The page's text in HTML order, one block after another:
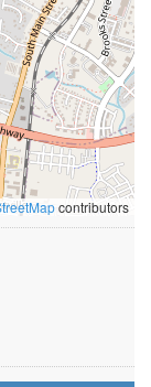
contributors